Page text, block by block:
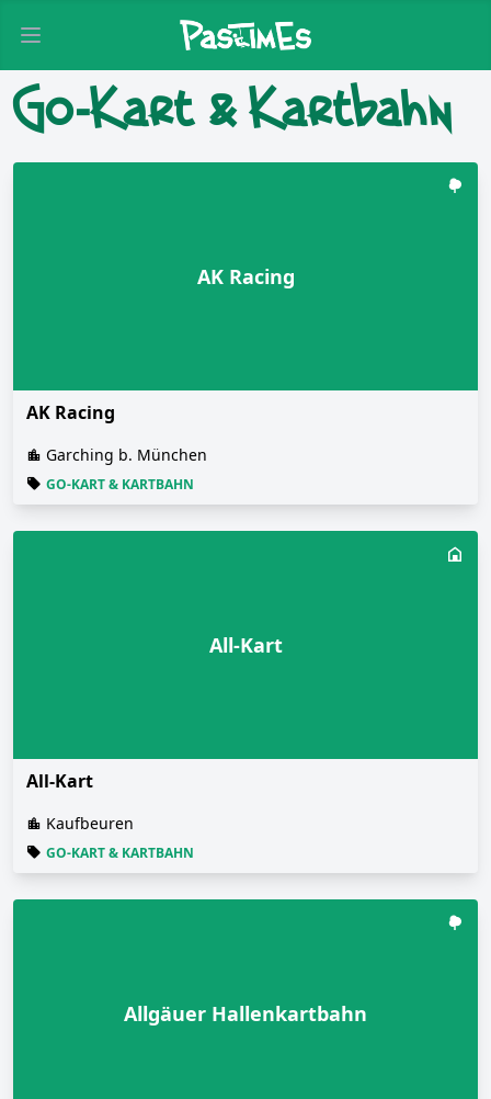
Open main menu
Go-Kart & Kartbahn
AK Racing
AK Racing
Garching b. München
GO-KART & KARTBAHN
All-Kart
All-Kart
Kaufbeuren
GO-KART & KARTBAHN
Allgäuer Hallenkartbahn